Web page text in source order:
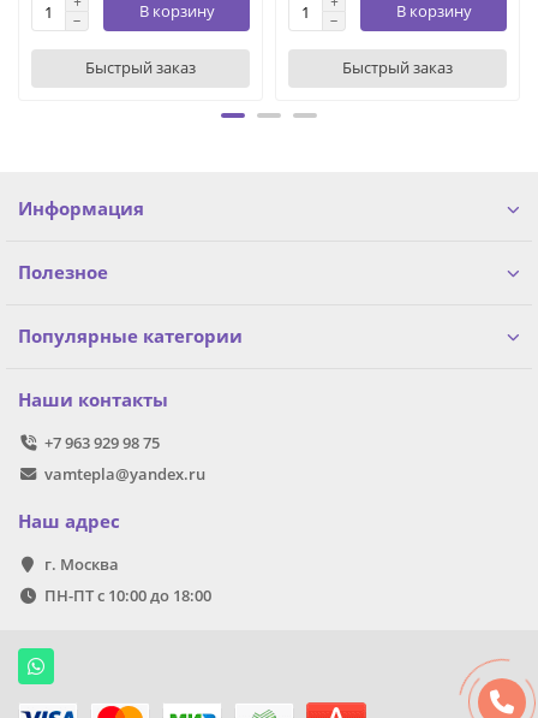
В корзину
Быстрый заказ
В корзину
Быстрый заказ
Информация
Полезное
Популярные категории
Наши контакты
+7 963 929 98 75
vamtepla@yandex.ru
Наш адрес
г. Москва
ПН-ПТ с 10:00 до 18:00